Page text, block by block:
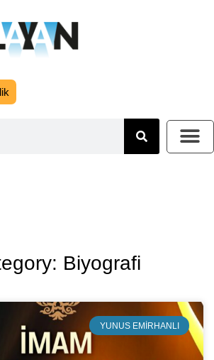
Biyografi
YUNUS EMIRHANLI